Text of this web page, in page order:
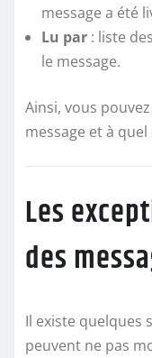
message a été
Lu par : liste
le message.
Ainsi, vous
message et à
Les
des
Il existe quelques
peuvent ne pas